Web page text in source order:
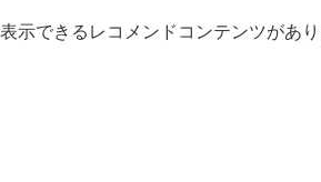
表示できるレコメンドコンテンツがあ